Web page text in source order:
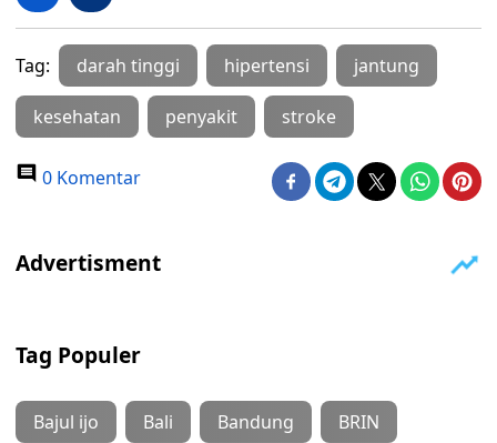
Tag: darah tinggi hipertensi jantung
kesehatan penyakit stroke
0 Komentar
Tag Populer
Bajul ijo Bali Bandung BRIN